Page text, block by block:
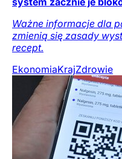
Ważne informacje dla
zmienią się zasady
recept.
EkonomiaKrajZdrowie